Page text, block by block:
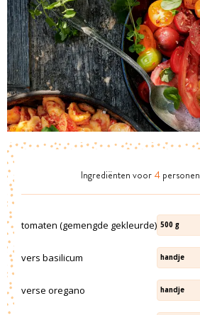
Ingrediënten voor 4 personen
tomaten (gemengde gekleurde) 500 g
vers basilicum handje
verse oregano handje